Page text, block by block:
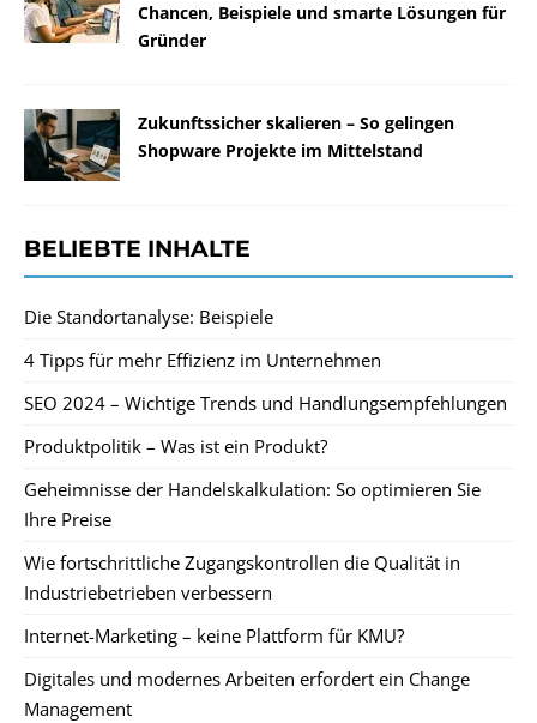
Chancen, Beispiele und smarte Lösungen für
Gründer
Zukunftssicher skalieren – So gelingen
Shopware Projekte im Mittelstand
BELIEBTE INHALTE
Die Standortanalyse: Beispiele
4 Tipps für mehr Effizienz im Unternehmen
SEO 2024 – Wichtige Trends und Handlungsempfehlungen
Produktpolitik – Was ist ein Produkt?
Geheimnisse der Handelskalkulation: So optimieren Sie
Ihre Preise
Wie fortschrittliche Zugangskontrollen die Qualität in
Industriebetrieben verbessern
Internet-Marketing – keine Plattform für KMU?
Digitales und modernes Arbeiten erfordert ein Change
Management